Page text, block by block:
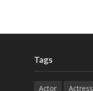
Tags
Actor Actress